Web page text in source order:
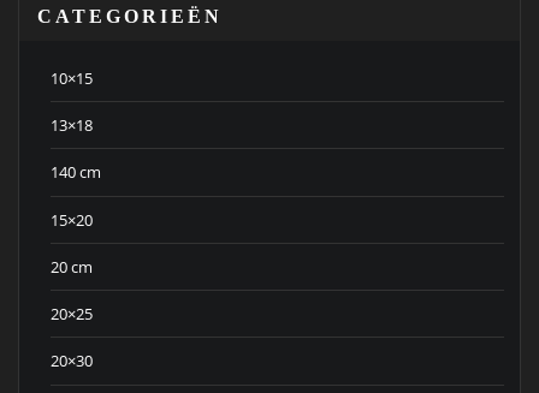
CATEGORIEËN
10×15
13×18
140 cm
15×20
20 cm
20×25
20×30